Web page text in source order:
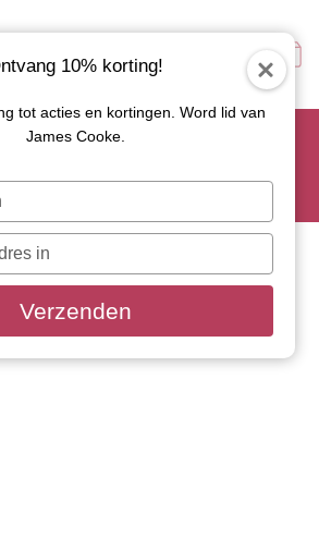
tapasservies nu met 15% korting en
alleen op geselecteerde artikelen met
10% korting!
tot acties en kortingen. Word lid van
James Cooke.
Verzenden